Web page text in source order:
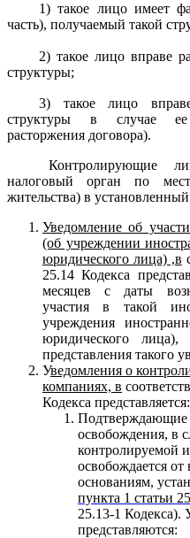
1) такое лицо имеет
часть), получаемый такой
2) такое лицо вправе
структуры;
3) такое лицо
структуры в случае ее
расторжения договора).
Контролирующие
налоговый орган по
жительства) в
Уведомление об
(об учреждении
юридического лица) ,в
25.14 Кодекса
месяцев с даты
участия в такой
учреждения
юридического лица),
представления такого
Уведомления о
компаниях, в
Кодекса представляется:
Подтверждающие
освобождения, в
контролируемой
освобождается
основаниям,
пункта 1 статьи
25.13-1 Кодекса).
представляются: